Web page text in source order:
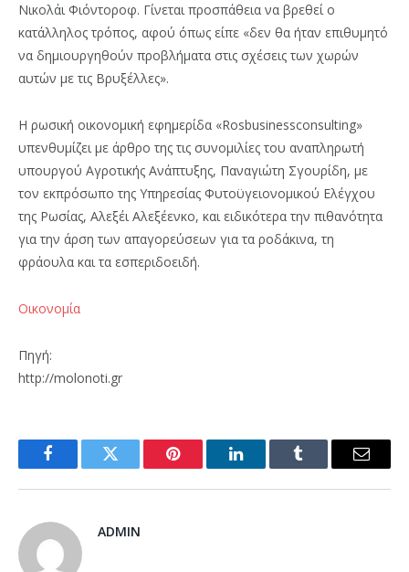
Νικολάι Φιόντοροφ. Γίνεται προσπάθεια να βρεθεί ο
κατάλληλος τρόπος, αφού όπως είπε «δεν θα ήταν επιθυμητό
να δημιουργηθούν προβλήματα στις σχέσεις των χωρών
αυτών με τις Βρυξέλλες».
Η ρωσική οικονομική εφημερίδα «Rosbusinessconsulting»
υπενθυμίζει με άρθρο της τις συνομιλίες του αναπληρωτή
υπουργού Αγροτικής Ανάπτυξης, Παναγιώτη Σγουρίδη, με
τον εκπρόσωπο της Υπηρεσίας Φυτοϋγειονομικού Ελέγχου
της Ρωσίας, Αλεξέι Αλεξέενκο, και ειδικότερα την πιθανότητα
για την άρση των απαγορεύσεων για τα ροδάκινα, τη
φράουλα και τα εσπεριδοειδή.
Οικονομία
Πηγή:
http://molonoti.gr
FacebookTwitter Pinterest LinkedInTumblr Email
ADMIN